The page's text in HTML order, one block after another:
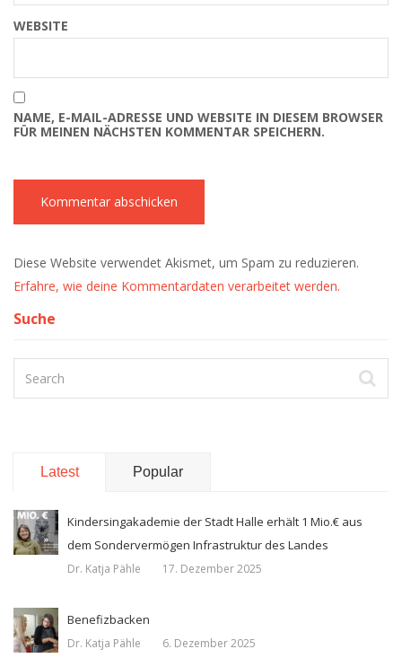
WEBSITE
NAME, E-MAIL-ADRESSE UND WEBSITE IN DIESEM BROWSER
FÜR MEINEN NÄCHSTEN KOMMENTAR SPEICHERN.
Diese Website verwendet Akismet, um Spam zu reduzieren.
Erfahre, wie deine Kommentardaten verarbeitet werden.
Suche
Latest Popular
Kindersingakademie der Stadt Halle erhält 1 Mio.€ aus
dem Sondervermögen Infrastruktur des Landes
Dr. Katja Pähle 17. Dezember 2025
Benefizbacken
Dr. Katja Pähle 6. Dezember 2025